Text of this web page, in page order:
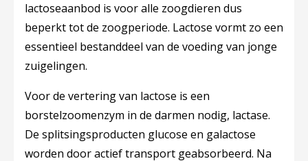
lactoseaanbod is voor alle zoogdieren dus
beperkt tot de zoogperiode. Lactose vormt zo een
essentieel bestanddeel van de voeding van jonge
zuigelingen.
Voor de vertering van lactose is een
borstelzoomenzym in de darmen nodig, lactase.
De splitsingsproducten glucose en galactose
worden door actief transport geabsorbeerd. Na